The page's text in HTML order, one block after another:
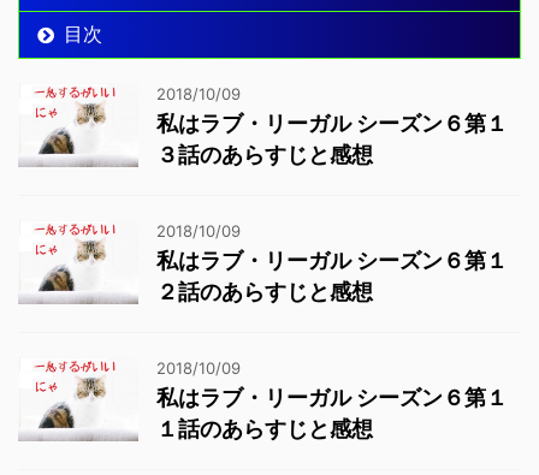
目次
2018/10/09
私はラブ・リーガル シーズン６第１
３話のあらすじと感想
2018/10/09
私はラブ・リーガル シーズン６第１
２話のあらすじと感想
2018/10/09
私はラブ・リーガル シーズン６第１
１話のあらすじと感想